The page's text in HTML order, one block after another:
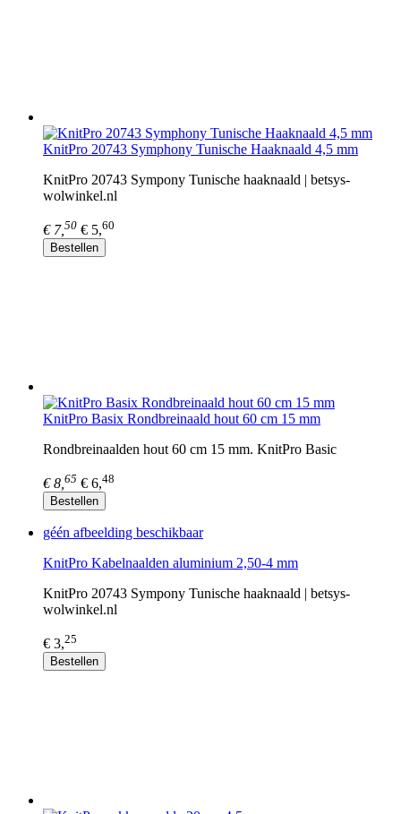
KnitPro 20743 Symphony Tunische Haaknaald 4,5 mm
KnitPro 20743 Sympony Tunische haaknaald | betsys-
wolwinkel.nl
€ 7, 50 € 5,60
Bestellen
KnitPro Basix Rondbreinaald hout 60 cm 15 mm
Rondbreinaalden hout 60 cm 15 mm. KnitPro Basic
€ 8, 65 € 6,48
Bestellen
géén afbeelding beschikbaar
KnitPro Kabelnaalden aluminium 2,50-4 mm
KnitPro 20743 Sympony Tunische haaknaald | betsys-
wolwinkel.nl
€ 3,25
Bestellen